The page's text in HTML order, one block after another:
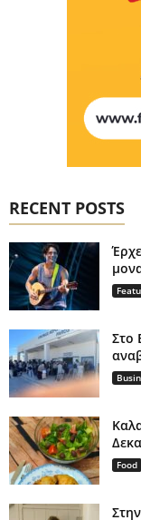
RECENT POSTS
Στο
Food